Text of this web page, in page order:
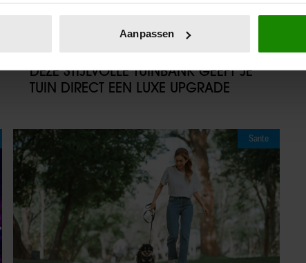
door het actief te scannen op specifieke eigenschappen
of intrekken in de Cookieverklaring.
en advertenties te personaliseren, om functies voor
Ook delen we informatie over uw gebruik van onze site met
Deze partners kunnen deze gegevens combineren met
op basis van uw gebruik van hun services. U gaat
Aanpassen
DEZE STIJLVOLLE TUINBANK GEEFT JE
TUIN DIRECT EEN LUXE UPGRADE
Sante